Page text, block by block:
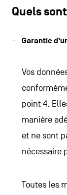
Quels
Garantie
Vos
point 4.
manière
et ne sont
nécessaire
Toutes les